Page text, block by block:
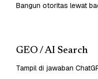
Bangun otoritas lewat
GEO / AI Search
Tampil di jawaban